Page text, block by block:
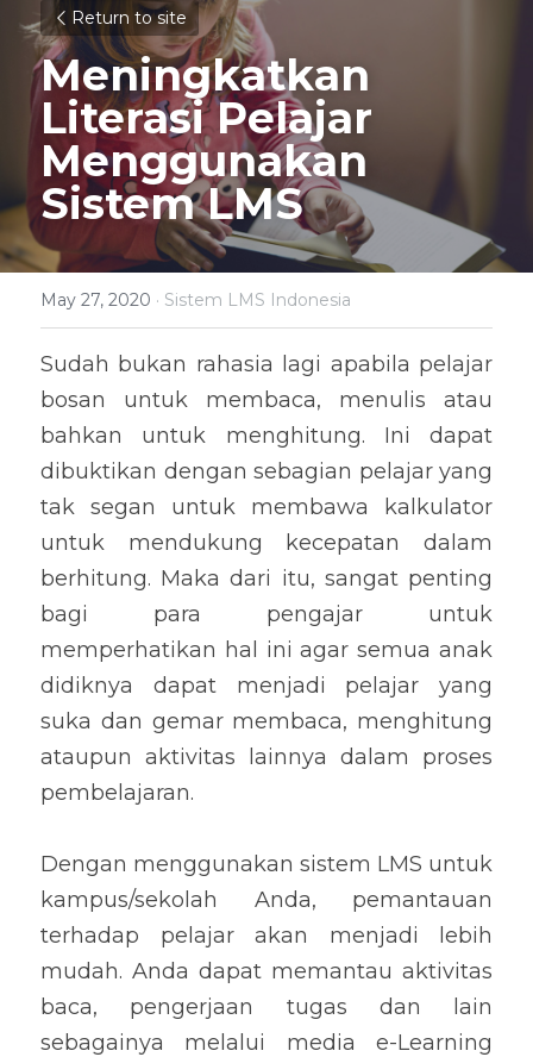
Return to site
Meningkatkan
Literasi Pelajar
Menggunakan
Sistem LMS
May 27, 2020 · Sistem LMS Indonesia
Sudah bukan rahasia lagi apabila pelajar
bosan untuk membaca, menulis atau
bahkan untuk menghitung. Ini dapat
dibuktikan dengan sebagian pelajar yang
tak segan untuk membawa kalkulator
untuk mendukung kecepatan dalam
berhitung. Maka dari itu, sangat penting
bagi para pengajar untuk
memperhatikan hal ini agar semua anak
didiknya dapat menjadi pelajar yang
suka dan gemar membaca, menghitung
ataupun aktivitas lainnya dalam proses
pembelajaran.
Dengan menggunakan sistem LMS untuk
kampus/sekolah Anda, pemantauan
terhadap pelajar akan menjadi lebih
mudah. Anda dapat memantau aktivitas
baca, pengerjaan tugas dan lain
sebagainya melalui media e-Learning